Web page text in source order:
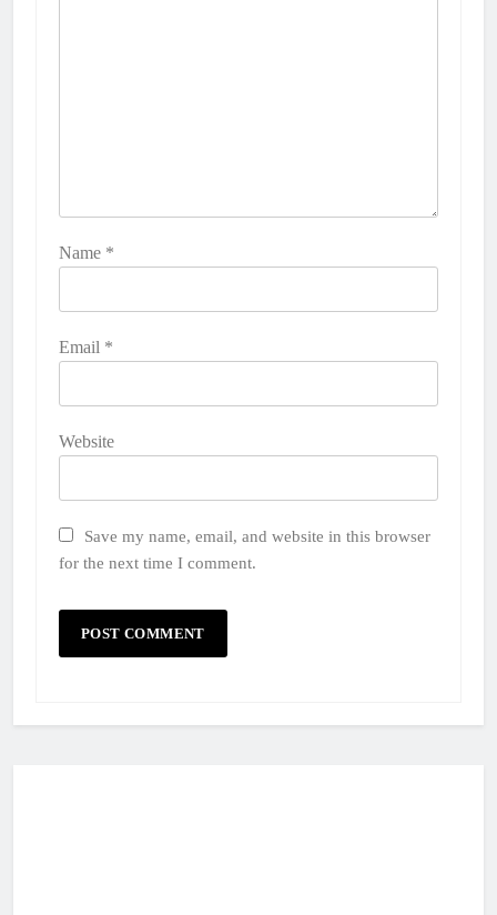
Name *
Email *
Website
Save my name, email, and website in this browser
for the next time I comment.